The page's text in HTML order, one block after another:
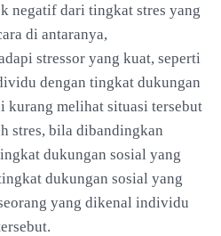
negatif dari tingkat stres yang
di antaranya,
stressor yang kuat, seperti
dengan tingkat dukungan
kurang melihat situasi tersebut
stres, bila dibandingkan
dukungan sosial yang
dukungan sosial yang
yang dikenal individu